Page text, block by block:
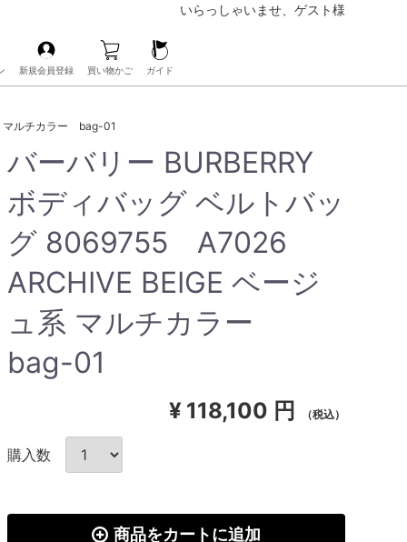
いらっしゃいませ、ゲスト様
新規会員登録 買い物かご ガイド
マルチカラー bag-01
バーバリー BURBERRY
ボディバッグ ベルトバッ
グ 8069755 A7026
ARCHIVE BEIGE ベージ
ュ系 マルチカラー
bag-01
¥ 118,100 円 （税込）
購入数
商品をカートに追加